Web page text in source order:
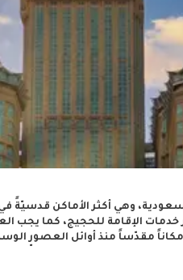
وهي أكثر الأماكن قدسيّةً
الإقامة للحجيج، كما يجب
مقدّساً منذ أوائل العصور
اسماعيل عليهما السلام. تضم